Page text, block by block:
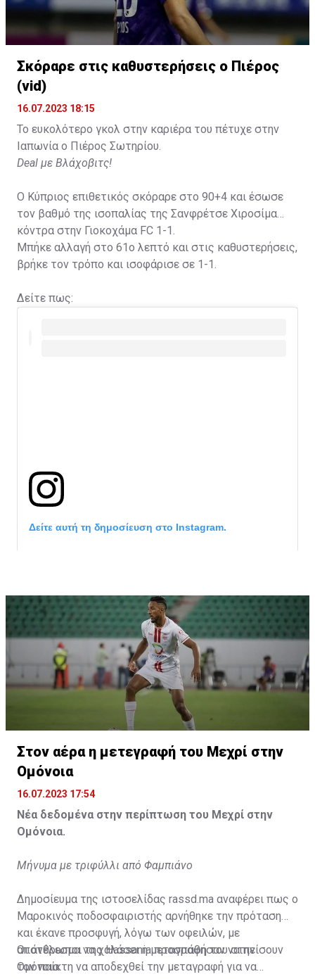
Σκόραρε στις καθυστερήσεις ο Πιέρος
(vid)
16.07.2023 18:15
Το ευκολότερο γκολ στην καριέρα του πέτυχε στην
Ιαπωνία ο Πιέρος Σωτηρίου.
Deal με Βλάχοβιτς!
Ο Κύπριος επιθετικός σκόραρε στο 90+4 και έσωσε
τον βαθμό της ισοπαλίας της Σανφρέτσε Χιροσίμα
κόντρα στην Γιοκοχάμα FC 1-1.
Μπήκε αλλαγή στο 61ο λεπτό και στις καθυστερήσεις,
βρήκε τον τρόπο και ισοφάρισε σε 1-1.
Δείτε πως:
Δείτε αυτή τη δημοσίευση στο Instagram.
Στον αέρα η μετεγραφή του Μεχρί στην
Ομόνοια
16.07.2023 17:54
Νέα δεδομένα στην περίπτωση του Μεχρί στην
Ομόνοια.
Μήνυμα με τριφύλλι από Φαμπιάνο
Δημοσίευμα της ιστοσελίδας rassd.ma αναφέρει πως ο
Μαροκινός ποδοσφαιριστής αρνήθηκε την πρόταση
και έκανε προσφυγή, λόγω των οφειλών, με
αποτέλεσμα να χαλάσει η μεταγραφή του στην
Ομόνοια.
Οι άνθρωποι της Hassania προσπάθησαν να πείσουν
τον παίκτη να αποδεχθεί την μεταγραφή για να